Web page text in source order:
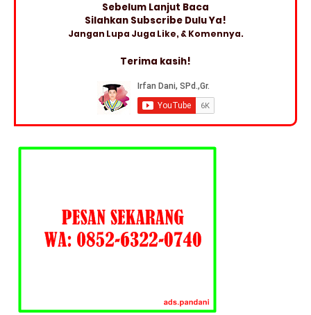
Sebelum Lanjut Baca
Silahkan Subscribe Dulu Ya!
Jangan Lupa Juga Like, & Komennya.
Terima kasih!